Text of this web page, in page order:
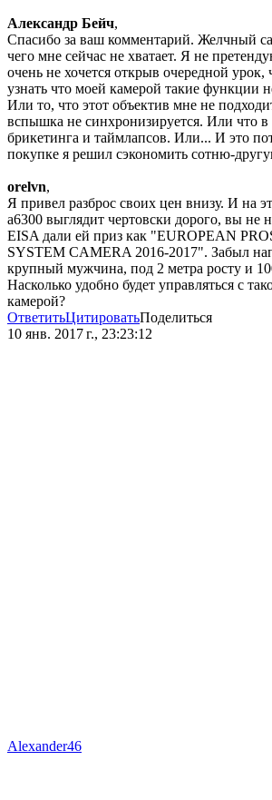
Александр Бейч,
Спасибо за ваш комментарий. Желчный
чего мне сейчас не хватает. Я не
очень не хочется открыв очередной урок,
узнать что моей камерой такие функции
Или то, что этот объектив мне не
вспышка не синхронизируется. Или что в
брикетинга и таймлапсов. Или... И это
покупке я решил сэкономить сотню-
orelvn,
Я привел разброс своих цен внизу. И на
а6300 выглядит чертовски дорого, вы не
EISA дали ей приз как "EUROPEAN
SYSTEM CAMERA 2016-2017". Забыл
крупный мужчина, под 2 метра росту и
Насколько удобно будет управляться с
камерой?
ОтветитьЦитироватьПоделиться
10 янв. 2017 г., 23:23:12
Alexander46